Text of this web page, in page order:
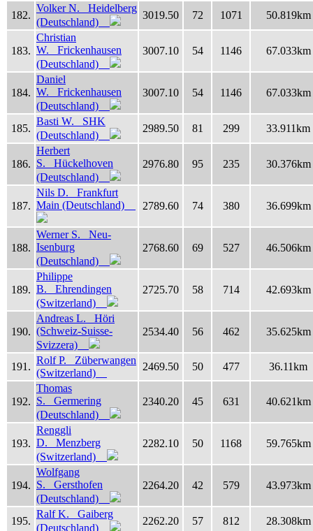
182.
Volker N. Heidelberg
(Deutschland)
3019.50 72 1071 50.819km
183.
Christian
W. Frickenhausen
(Deutschland)
3007.10 54 1146 67.033km
184.
Daniel
W. Frickenhausen
(Deutschland)
3007.10 54 1146 67.033km
185.
Basti W. SHK
(Deutschland)
2989.50 81 299 33.911km
186.
Herbert
S. Hückelhoven
(Deutschland)
2976.80 95 235 30.376km
187.
Nils D. Frankfurt
Main (Deutschland)
2789.60 74 380 36.699km
188.
Werner S. Neu-
Isenburg
(Deutschland)
2768.60 69 527 46.506km
189.
Philippe
B. Ehrendingen
(Switzerland)
2725.70 58 714 42.693km
190.
Andreas L. Höri
(Schweiz-Suisse-
Svizzera)
2534.40 56 462 35.625km
191.
Rolf P. Züberwangen
(Switzerland)
2469.50 50 477 36.11km
192.
Thomas
S. Germering
(Deutschland)
2340.20 45 631 40.621km
193.
Renggli
D. Menzberg
(Switzerland)
2282.10 50 1168 59.765km
194.
Wolfgang
S. Gersthofen
(Deutschland)
2264.20 42 579 43.973km
195.
Ralf K. Gaiberg
(Deutschland)
2262.20 57 812 28.308km